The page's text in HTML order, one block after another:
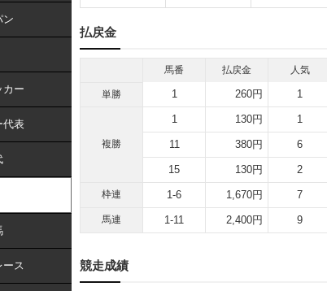
ン
カー
代表
ース
払戻金
馬番 払戻金 人気
単勝 1 260円 1
複勝
1 130円 1
11 380円 6
15 130円 2
枠連 1-6 1,670円 7
馬連 1-11 2,400円 9
競走成績